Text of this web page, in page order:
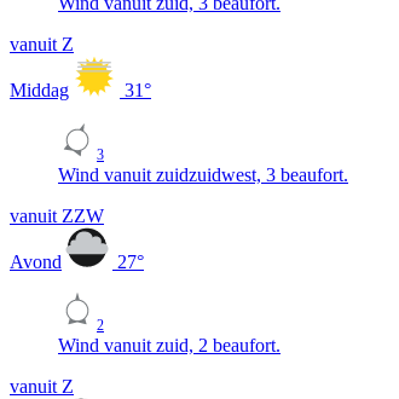
vanuit Z
Middag 31°
3
Wind vanuit zuidzuidwest, 3 beaufort.
vanuit ZZW
Avond 27°
2
Wind vanuit zuid, 2 beaufort.
vanuit Z